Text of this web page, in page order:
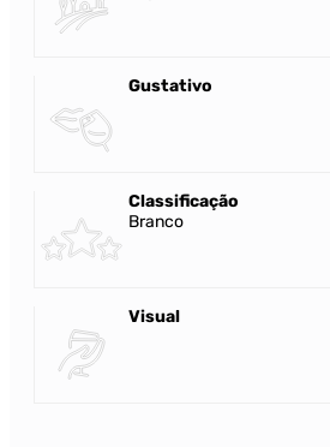
Gustativo
Classificação
Branco
Visual